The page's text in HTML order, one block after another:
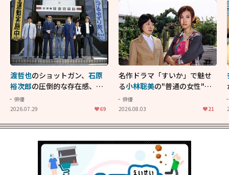
渡哲也のショットガン、 石原
裕次郎の圧倒的な存在感、 舘
ひろし
ン！"大門軍団"のカッコよさ
II」
俳優
2026.07.29
69
名作ドラマ「すいか」で魅せ
る小林聡美の"普通の女性"が
大人に刺さる...映画「かもめ
食堂」にも通じる静かな芝居
俳優
2026.08.03
21